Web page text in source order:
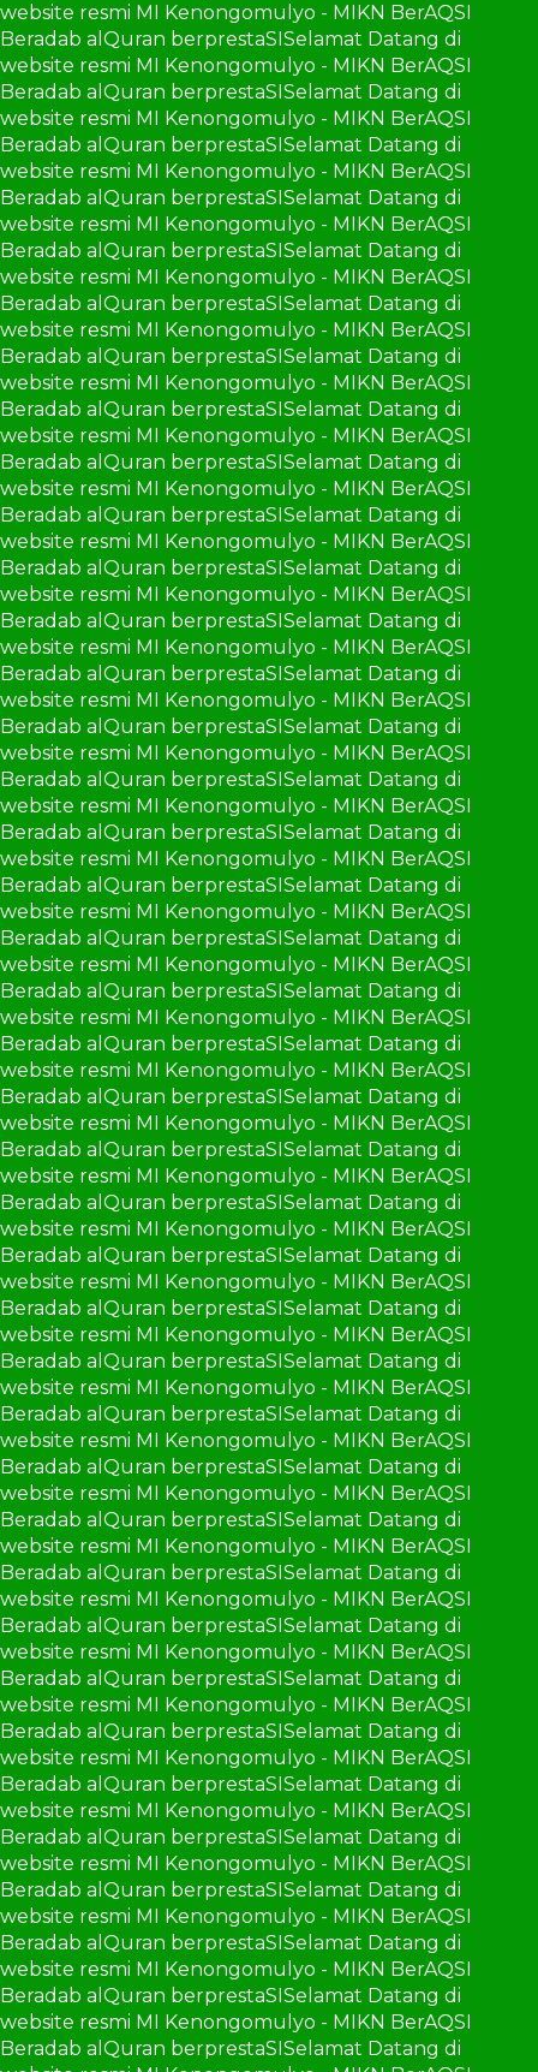
website resmi MI Kenongomulyo - MIKN BerAQSI
Beradab alQuran berprestaSISelamat Datang di
website resmi MI Kenongomulyo - MIKN BerAQSI
Beradab alQuran berprestaSISelamat Datang di
website resmi MI Kenongomulyo - MIKN BerAQSI
Beradab alQuran berprestaSISelamat Datang di
website resmi MI Kenongomulyo - MIKN BerAQSI
Beradab alQuran berprestaSISelamat Datang di
website resmi MI Kenongomulyo - MIKN BerAQSI
Beradab alQuran berprestaSISelamat Datang di
website resmi MI Kenongomulyo - MIKN BerAQSI
Beradab alQuran berprestaSISelamat Datang di
website resmi MI Kenongomulyo - MIKN BerAQSI
Beradab alQuran berprestaSISelamat Datang di
website resmi MI Kenongomulyo - MIKN BerAQSI
Beradab alQuran berprestaSISelamat Datang di
website resmi MI Kenongomulyo - MIKN BerAQSI
Beradab alQuran berprestaSISelamat Datang di
website resmi MI Kenongomulyo - MIKN BerAQSI
Beradab alQuran berprestaSISelamat Datang di
website resmi MI Kenongomulyo - MIKN BerAQSI
Beradab alQuran berprestaSISelamat Datang di
website resmi MI Kenongomulyo - MIKN BerAQSI
Beradab alQuran berprestaSISelamat Datang di
website resmi MI Kenongomulyo - MIKN BerAQSI
Beradab alQuran berprestaSISelamat Datang di
website resmi MI Kenongomulyo - MIKN BerAQSI
Beradab alQuran berprestaSISelamat Datang di
website resmi MI Kenongomulyo - MIKN BerAQSI
Beradab alQuran berprestaSISelamat Datang di
website resmi MI Kenongomulyo - MIKN BerAQSI
Beradab alQuran berprestaSISelamat Datang di
website resmi MI Kenongomulyo - MIKN BerAQSI
Beradab alQuran berprestaSISelamat Datang di
website resmi MI Kenongomulyo - MIKN BerAQSI
Beradab alQuran berprestaSISelamat Datang di
website resmi MI Kenongomulyo - MIKN BerAQSI
Beradab alQuran berprestaSISelamat Datang di
website resmi MI Kenongomulyo - MIKN BerAQSI
Beradab alQuran berprestaSISelamat Datang di
website resmi MI Kenongomulyo - MIKN BerAQSI
Beradab alQuran berprestaSISelamat Datang di
website resmi MI Kenongomulyo - MIKN BerAQSI
Beradab alQuran berprestaSISelamat Datang di
website resmi MI Kenongomulyo - MIKN BerAQSI
Beradab alQuran berprestaSISelamat Datang di
website resmi MI Kenongomulyo - MIKN BerAQSI
Beradab alQuran berprestaSISelamat Datang di
website resmi MI Kenongomulyo - MIKN BerAQSI
Beradab alQuran berprestaSISelamat Datang di
website resmi MI Kenongomulyo - MIKN BerAQSI
Beradab alQuran berprestaSISelamat Datang di
website resmi MI Kenongomulyo - MIKN BerAQSI
Beradab alQuran berprestaSISelamat Datang di
website resmi MI Kenongomulyo - MIKN BerAQSI
Beradab alQuran berprestaSISelamat Datang di
website resmi MI Kenongomulyo - MIKN BerAQSI
Beradab alQuran berprestaSISelamat Datang di
website resmi MI Kenongomulyo - MIKN BerAQSI
Beradab alQuran berprestaSISelamat Datang di
website resmi MI Kenongomulyo - MIKN BerAQSI
Beradab alQuran berprestaSISelamat Datang di
website resmi MI Kenongomulyo - MIKN BerAQSI
Beradab alQuran berprestaSISelamat Datang di
website resmi MI Kenongomulyo - MIKN BerAQSI
Beradab alQuran berprestaSISelamat Datang di
website resmi MI Kenongomulyo - MIKN BerAQSI
Beradab alQuran berprestaSISelamat Datang di
website resmi MI Kenongomulyo - MIKN BerAQSI
Beradab alQuran berprestaSISelamat Datang di
website resmi MI Kenongomulyo - MIKN BerAQSI
Beradab alQuran berprestaSISelamat Datang di
website resmi MI Kenongomulyo - MIKN BerAQSI
Beradab alQuran berprestaSISelamat Datang di
website resmi MI Kenongomulyo - MIKN BerAQSI
Beradab alQuran berprestaSISelamat Datang di
website resmi MI Kenongomulyo - MIKN BerAQSI
Beradab alQuran berprestaSISelamat Datang di